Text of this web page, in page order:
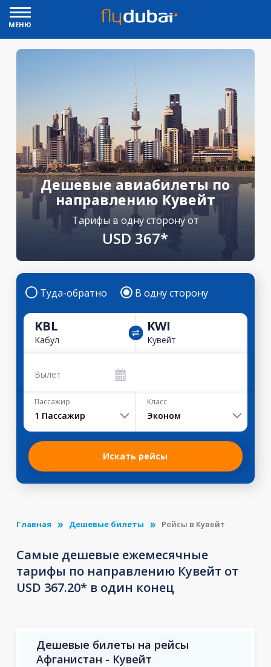
МЕНЮ
Дешевые авиабилеты по
направлению Кувейт
Тарифы в одну сторону от
USD 367*
Туда-обратно В одну сторону
KBL
Кабул
KWI
Кувейт
Вылет
Пассажир
1 Пассажир
Класс
Эконом
Искать рейсы
Главная Дешевые билеты Рейсы в Кувейт
Самые дешевые ежемесячные
тарифы по направлению Кувейт от
USD 367.20* в один конец
Дешевые билеты на рейсы
Афганистан - Кувейт